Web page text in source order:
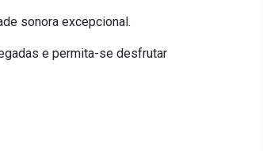
sonora excepcional.
e permita-se desfrutar